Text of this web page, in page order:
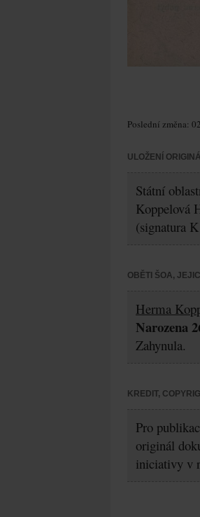
Poslední změna:
ULOŽENÍ
Státní
Koppelová
(signatura
OBĚTI ŠOA,
Herma
Narozena
Zahynula.
KREDIT,
Pro
originál
iniciativy v